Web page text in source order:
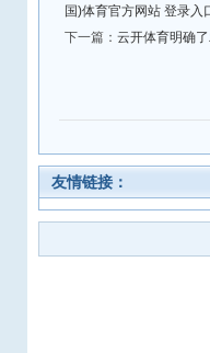
国)体育官方网站 登录入
下一篇： 云开体育明确
友情链接：